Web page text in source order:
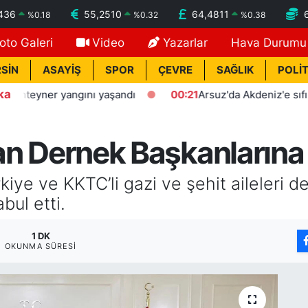
%0.18 55,2510 %0.32 64,4811 %0.38
Galeri Video Yazarlar Hava Durumu
ASAYİŞ SPOR ÇEVRE SAĞLIK
yangını yaşandı 00:21 Arsuz'da Akdeniz'e sıfır polis
Dernek
ve KKTC’li gazi ve şehit aileleri
etti.
1 DK
OKUNMA SÜRESI